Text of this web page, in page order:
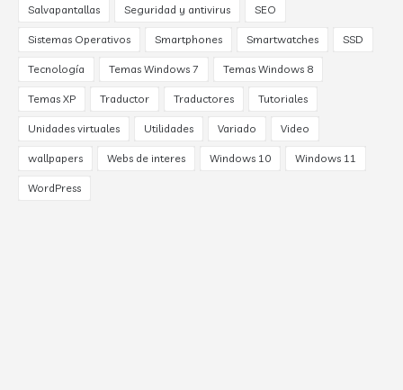
Salvapantallas Seguridad y antivirus SEO
Sistemas Operativos Smartphones Smartwatches SSD
Tecnología Temas Windows 7 Temas Windows 8
Temas XP Traductor Traductores Tutoriales
Unidades virtuales Utilidades Variado Video
wallpapers Webs de interes Windows 10 Windows 11
WordPress